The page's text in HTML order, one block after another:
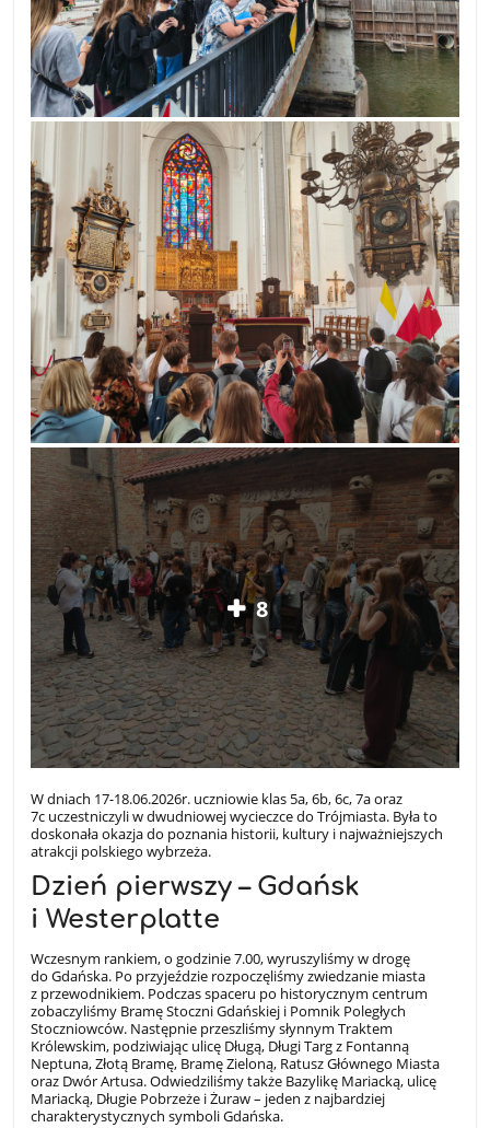
8
W dniach 17-18.06.2026r. uczniowie klas 5a, 6b, 6c, 7a oraz
7c uczestniczyli w dwudniowej wycieczce do Trójmiasta. Była to
doskonała okazja do poznania historii, kultury i najważniejszych
atrakcji polskiego wybrzeża.
Dzień pierwszy – Gdańsk
i Westerplatte
Wczesnym rankiem, o godzinie 7.00, wyruszyliśmy w drogę
do Gdańska. Po przyjeździe rozpoczęliśmy zwiedzanie miasta
z przewodnikiem. Podczas spaceru po historycznym centrum
zobaczyliśmy Bramę Stoczni Gdańskiej i Pomnik Poległych
Stoczniowców. Następnie przeszliśmy słynnym Traktem
Królewskim, podziwiając ulicę Długą, Długi Targ z Fontanną
Neptuna, Złotą Bramę, Bramę Zieloną, Ratusz Głównego Miasta
oraz Dwór Artusa. Odwiedziliśmy także Bazylikę Mariacką, ulicę
Mariacką, Długie Pobrzeże i Żuraw – jeden z najbardziej
charakterystycznych symboli Gdańska.